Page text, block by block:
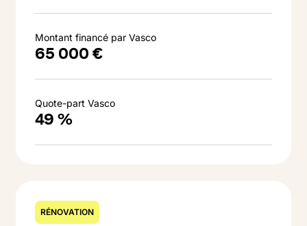
Montant financé par Vasco
65 000 €
Quote-part Vasco
49 %
RÉNOVATION